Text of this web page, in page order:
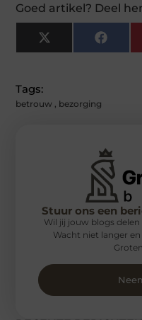
Goed artikel? Deel
X
(Twitter)
Tags:
betrouw , bezorging
Stuur ons een
Wil jij jouw blogs
Wacht niet langer